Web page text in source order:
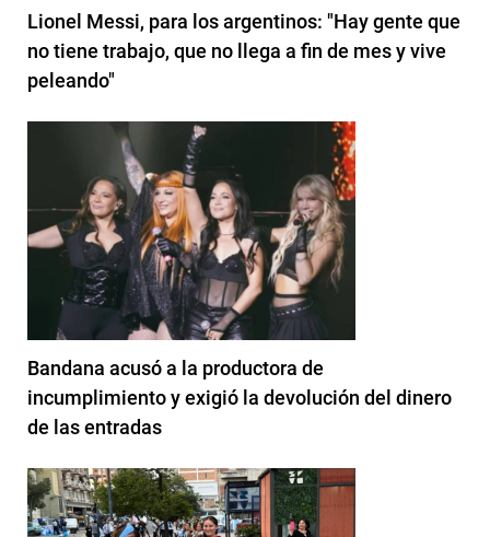
Lionel Messi, para los argentinos: "Hay gente que
no tiene trabajo, que no llega a fin de mes y vive
peleando"
Bandana acusó a la productora de
incumplimiento y exigió la devolución del dinero
de las entradas